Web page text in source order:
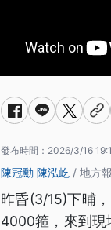
發布時間： 2026/3/16
陳冠勳 陳泓屹 / 地方
昨昏(3/15)下晡
4000箍，來到現